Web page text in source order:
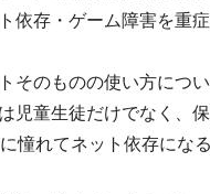
依存・ゲーム障害を重
そのものの使い方につ
児童生徒だけでなく、
憧れてネット依存にな